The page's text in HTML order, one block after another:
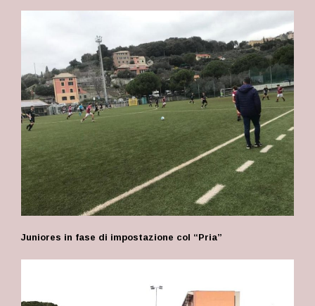
Juniores in fase di impostazione col “Pria”